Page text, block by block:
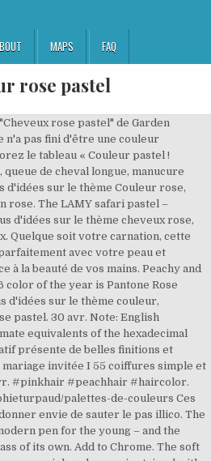
MAPS FAQ
rose pastel
rose pastel" de Garden
n'a pas fini d'être une couleur
le tableau « Couleur pastel !
de cheval longue, manucure
d'idées sur le thème Couleur rose,
rose. The LAMY safari pastel –
d'idées sur le thème cheveux rose,
Quelque soit votre carnation, cette
avec votre peau et
à la beauté de vos mains. Peachy and
color of the year is Pantone Rose
d'idées sur le thème couleur,
pastel. 30 avr. Note: English
equivalents of the hexadecimal
présente de belles finitions et
invitée I 55 coiffures simple et
#pinkhair #peachhair #haircolor.
palettes-de-couleurs Ces
envie de sauter le pas illico. The
pen for the young – and the
of its own. Add to Chrome. The soft